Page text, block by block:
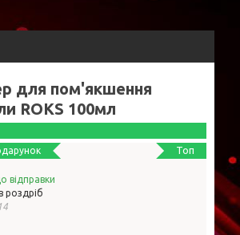
для пом'якшення
ROKS 100мл
Топ
відправки
роздріб